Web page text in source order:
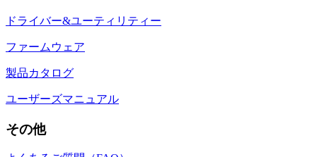
ドライバー&ユーティリティー
ファームウェア
製品カタログ
ユーザーズマニュアル
その他